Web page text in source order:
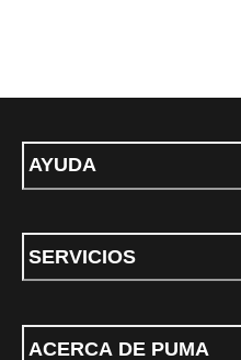
AYUDA
SERVICIOS
ACERCA DE PUMA